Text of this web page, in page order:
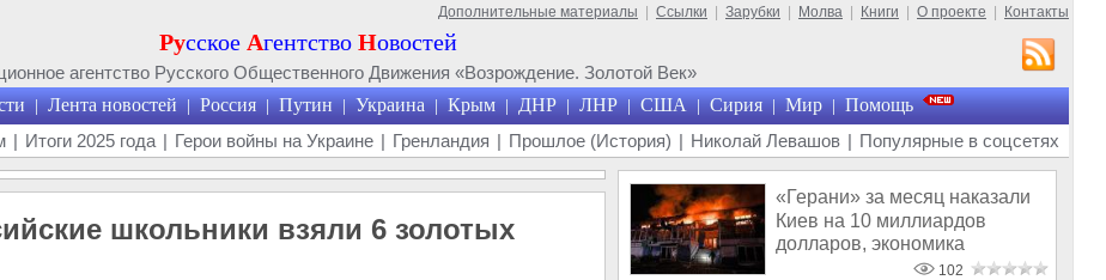
Дополнительные материалы Ссылки Зарубки Молва Книги О проекте Контакты
Русское Агентство Новостей
агентство Русского Общественного Движения «Возрождение. Золотой Век»
| Лента новостей | Россия | Путин | Украина | Крым | ДНР | ЛНР | США | Сирия | Мир | Помощь
| Итоги 2025 года | Герои войны на Украине | Гренландия | Прошлое (История) | Николай Левашов | Популярные в соцсетях
школьники взяли 6 золотых
«Герани» за месяц наказали
Киев на 10 миллиардов
долларов, экономика
Украины обнуля
102